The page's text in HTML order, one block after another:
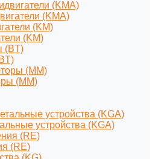
(KMA)
(KM)
(MM)
устройства (KGA)
(RE)